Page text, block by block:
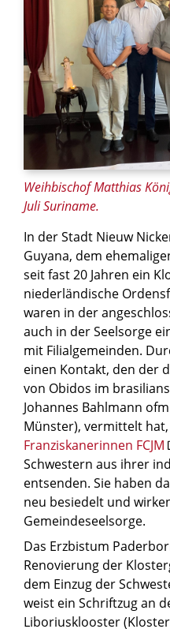
Weihbischof Matthias
Juli Suriname.
In der Stadt Nieuw
Guyana, dem
seit fast 20 Jahren ein
niederländische
waren in der
auch in der Seelsorge
mit Filialgemeinden.
einen Kontakt, den der
von Obidos im
Johannes Bahlmann
Münster), vermittelt
Franziskanerinnen FCJM
Schwestern aus ihrer
entsenden. Sie haben
neu besiedelt und
Gemeindeseelsorge.
Das Erzbistum
Renovierung der
dem Einzug der
weist ein Schriftzug an
Liboriusklooster